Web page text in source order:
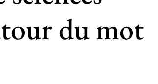
du mot